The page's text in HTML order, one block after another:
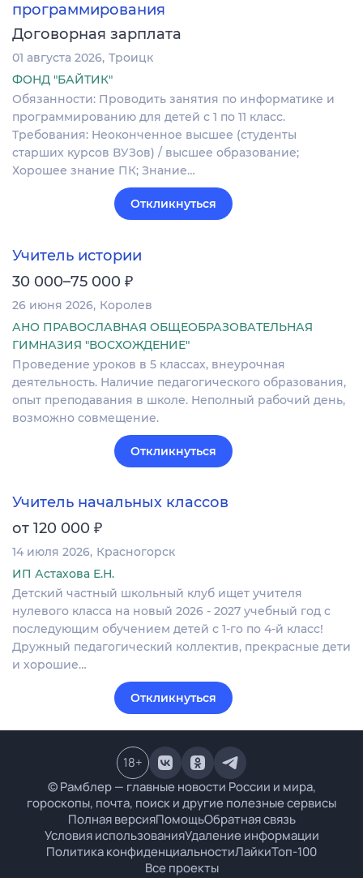
программирования
Договорная зарплата
01 августа 2026 Троицк
ФОНД "БАЙТИК"
Обязанности: Проводить занятия по информатике и
программированию для детей с 1 по 11 класс.
Требования: Неоконченное высшее (студенты
старших курсов ВУЗов) / высшее образование;
Хорошее знание ПК; Знание…
Откликнуться
Учитель истории
30 000–75 000 ₽
26 июня 2026 Королев
АНО ПРАВОСЛАВНАЯ ОБЩЕОБРАЗОВАТЕЛЬНАЯ
ГИМНАЗИЯ "ВОСХОЖДЕНИЕ"
Проведение уроков в 5 классах, внеурочная
деятельность. Наличие педагогического образования,
опыт преподавания в школе. Неполный рабочий день,
возможно совмещение.
Откликнуться
Учитель начальных классов
от 120 000 ₽
14 июля 2026 Красногорск
ИП Астахова Е.Н.
Детский частный школьный клуб ищет учителя
нулевого класса на новый 2026 - 2027 учебный год с
последующим обучением детей с 1-го по 4-й класс!
Дружный педагогический коллектив, прекрасные дети
и хорошие…
Откликнуться
© Рамблер — главные новости России и мира,
гороскопы, почта, поиск и другие полезные сервисы
Полная версияПомощьОбратная связь
Условия использованияУдаление информации
Политика конфиденциальностиЛайкиТоп-100
Все проекты
18+